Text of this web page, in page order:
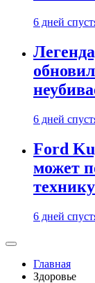
6 дней
6 дней
Ford
может
6 дней
Главная
Здоровье